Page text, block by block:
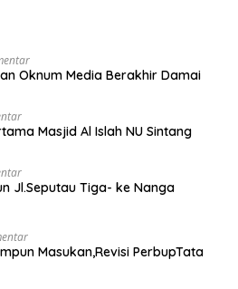
Oknum Media Berakhir Damai
Masjid Al Islah NU Sintang
Jl.Seputau Tiga- ke Nanga
Masukan,Revisi PerbupTata